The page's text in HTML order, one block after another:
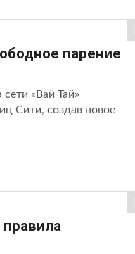
парение
«Вай Тай»
Сити, создав новое